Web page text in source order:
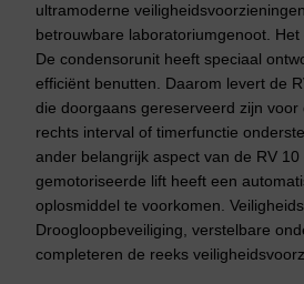
ultramoderne
betrouwbare laboratoriumgenoot.
De condensorunit heeft speciaal
efficiënt benutten. Daarom levert de
die doorgaans gereserveerd zijn
rechts interval of timerfunctie
ander belangrijk aspect van de RV
gemotoriseerde lift heeft een
oplosmiddel te voorkomen.
Droogloopbeveiliging, verstelbare
completeren de reeks